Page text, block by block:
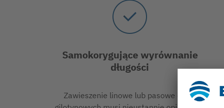
Samokorygujące wyrównanie
długości
Zawieszenie linowe lub pasowe okien